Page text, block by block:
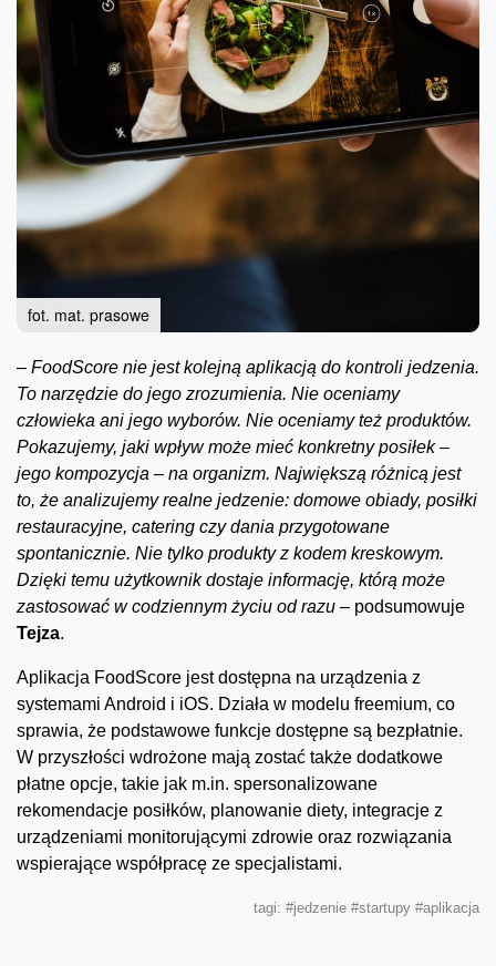
fot. mat. prasowe
– FoodScore nie jest kolejną aplikacją do kontroli jedzenia.
To narzędzie do jego zrozumienia. Nie oceniamy
człowieka ani jego wyborów. Nie oceniamy też produktów.
Pokazujemy, jaki wpływ może mieć konkretny posiłek –
jego kompozycja – na organizm. Największą różnicą jest
to, że analizujemy realne jedzenie: domowe obiady, posiłki
restauracyjne, catering czy dania przygotowane
spontanicznie. Nie tylko produkty z kodem kreskowym.
Dzięki temu użytkownik dostaje informację, którą może
zastosować w codziennym życiu od razu – podsumowuje
Tejza.
Aplikacja FoodScore jest dostępna na urządzenia z
systemami Android i iOS. Działa w modelu freemium, co
sprawia, że podstawowe funkcje dostępne są bezpłatnie.
W przyszłości wdrożone mają zostać także dodatkowe
płatne opcje, takie jak m.in. spersonalizowane
rekomendacje posiłków, planowanie diety, integracje z
urządzeniami monitorującymi zdrowie oraz rozwiązania
wspierające współpracę ze specjalistami.
tagi: #jedzenie #startupy #aplikacja